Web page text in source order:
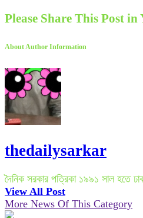
Please Share This Post
About Author Information
thedailysarkar
দৈনিক সরকার পত্রিকা ১৯৯১ সাল হতে
View All Post
More News Of This Category